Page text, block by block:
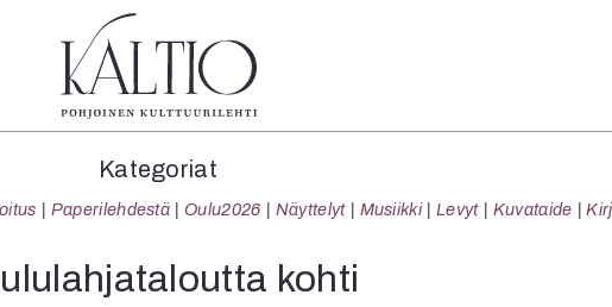
Lehdet
4/2026
1/2026
6/2025
Tilaus ja
Yhteistyössä
Toimitus
Kategoriat
Paperilehdestä Oulu2026 Näyttelyt Musiikki Levyt Kuvataide
kohti